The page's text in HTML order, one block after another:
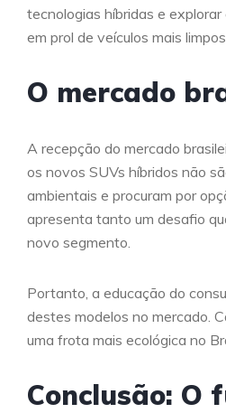
tecnologias híbridas e
em prol de veículos mais
O mercado
A recepção do mercado
os novos SUVs híbridos não
ambientais e procuram por
apresenta tanto um desafio
novo segmento.
Portanto, a educação do
destes modelos no mercado.
uma frota mais ecológica no
Conclusão: O